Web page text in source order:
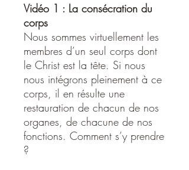
Vidéo 1 : La consécration du
corps
Nous sommes virtuellement les
membres d’un seul corps dont
le Christ est la tête. Si nous
nous intégrons pleinement à ce
corps, il en résulte une
restauration de chacun de nos
organes, de chacune de nos
fonctions. Comment s’y prendre
?